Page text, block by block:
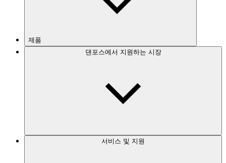
제품
댄포스에서 지원하는 시장
서비스 및 지원